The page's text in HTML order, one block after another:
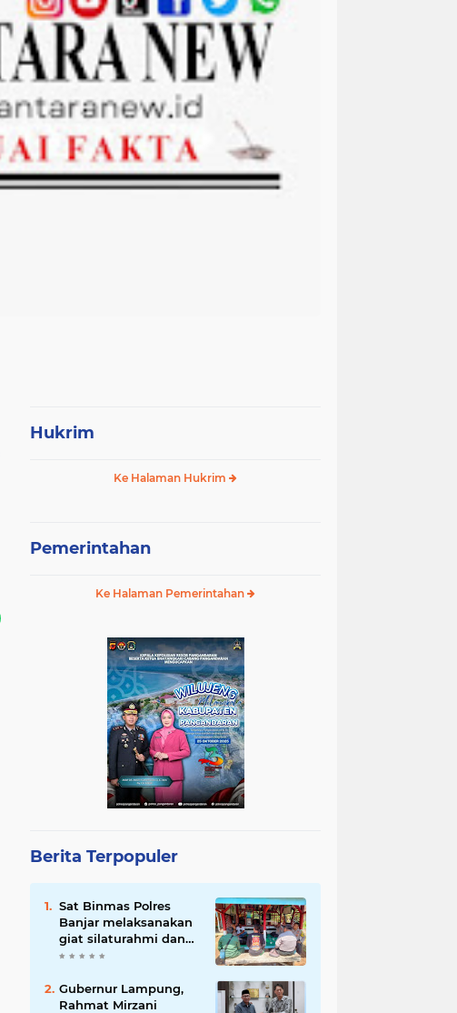
Hukrim
Ke Halaman Hukrim
Pemerintahan
Ke Halaman Pemerintahan
Berita Terpopuler
Sat Binmas Polres
Banjar melaksanakan
giat silaturahmi dan
pembinaan kepada
Gubernur Lampung,
Rahmat Mirzani